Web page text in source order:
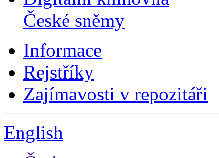
České sněmy
Informace
Rejstříky
Zajímavosti v repozitáři
English